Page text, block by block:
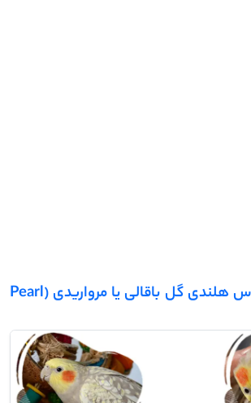
زیباترین اسم عروس هلندی گل باقالی یا مرواریدی (Pearl